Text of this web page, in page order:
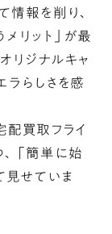
情報を削り、
メリット」が最
リジナルキャ
ラらしさを感
配買取フライ
「簡単に始
見せていま